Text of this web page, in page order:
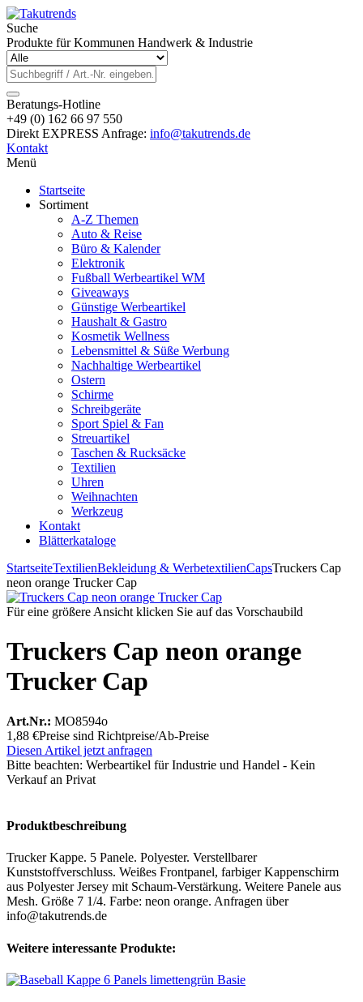
Suche
Produkte für Kommunen Handwerk & Industrie
Beratungs-Hotline
+49 (0) 162 66 97 550
Direkt EXPRESS Anfrage: info@takutrends.de
Kontakt
Menü
Startseite
Sortiment
A-Z Themen
Auto & Reise
Büro & Kalender
Elektronik
Fußball Werbeartikel WM
Giveaways
Günstige Werbeartikel
Haushalt & Gastro
Kosmetik Wellness
Lebensmittel & Süße Werbung
Nachhaltige Werbeartikel
Ostern
Schirme
Schreibgeräte
Sport Spiel & Fan
Streuartikel
Taschen & Rucksäcke
Textilien
Uhren
Weihnachten
Werkzeug
Kontakt
Blätterkataloge
StartseiteTextilienBekleidung & WerbetextilienCapsTruckers Cap
neon orange Trucker Cap
Für eine größere Ansicht klicken Sie auf das Vorschaubild
Truckers Cap neon orange
Trucker Cap
Art.Nr.: MO8594o
1,88 €Preise sind Richtpreise/Ab-Preise
Diesen Artikel jetzt anfragen
Bitte beachten: Werbeartikel für Industrie und Handel - Kein
Verkauf an Privat
Produktbeschreibung
Trucker Kappe. 5 Panele. Polyester. Verstellbarer
Kunststoffverschluss. Weißes Frontpanel, farbiger Kappenschirm
aus Polyester Jersey mit Schaum-Verstärkung. Weitere Panele aus
Mesh. Größe 7 1/4. Farbe: neon orange. Anfragen über
info@takutrends.de
Weitere interessante Produkte: